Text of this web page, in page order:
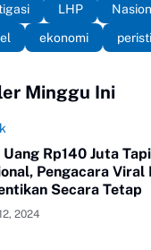
LHP
ekonomi
Minggu Ini
Rp140 Juta
Pengacara Viral
Secara Tetap
2024